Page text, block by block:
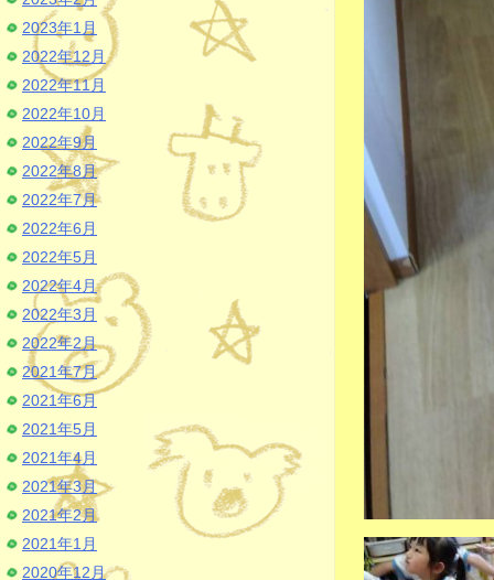
2023年1月
2022年12月
2022年11月
2022年10月
2022年9月
2022年8月
2022年7月
2022年6月
2022年5月
2022年4月
2022年3月
2022年2月
2021年7月
2021年6月
2021年5月
2021年4月
2021年3月
2021年2月
2021年1月
2020年12月